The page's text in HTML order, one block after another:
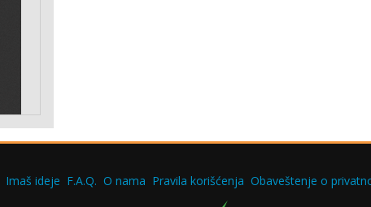
Imaš ideje F.A.Q. O nama Pravila korišćenja Obaveštenje o